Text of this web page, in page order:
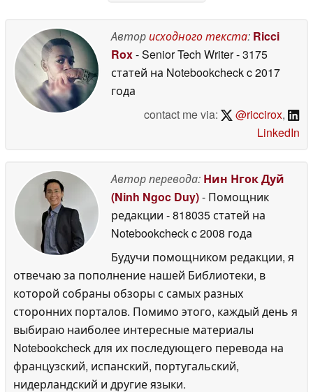
02 March 2026
Авторисходного текста: Ricci
Rox- Senior Tech Writer- 3175
статей на Notebookcheckc 2017
года
contact me via:
@riccirox,
LinkedIn
Автор перевода: Нин Нгок Дуй
(Ninh Ngoc Duy)- Помощник
редакции - 818035 статей на
Notebookcheckc 2008 года
Будучи помощником редакции, я
отвечаю за пополнение нашей Библиотеки, в
которой собраны обзоры с самых разных
сторонних порталов. Помимо этого, каждый день я
выбираю наиболее интересные материалы
Notebookcheck для их последующего перевода на
французский, испанский, португальский,
нидерландский и другие языки.